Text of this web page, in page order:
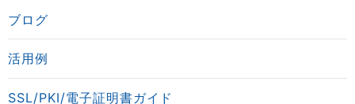
ブログ
活用例
SSL/PKI/電子証明書ガイド